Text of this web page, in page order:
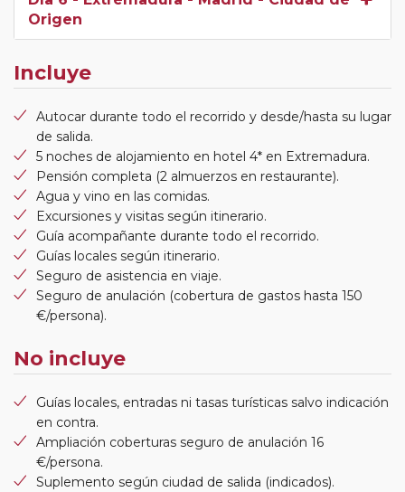
Origen
Incluye
Autocar durante todo el recorrido y desde/hasta su lugar
de salida.
5 noches de alojamiento en hotel 4* en Extremadura.
Pensión completa (2 almuerzos en restaurante).
Agua y vino en las comidas.
Excursiones y visitas según itinerario.
Guía acompañante durante todo el recorrido.
Guías locales según itinerario.
Seguro de asistencia en viaje.
Seguro de anulación (cobertura de gastos hasta 150
€/persona).
No incluye
Guías locales, entradas ni tasas turísticas salvo indicación
en contra.
Ampliación coberturas seguro de anulación 16
€/persona.
Suplemento según ciudad de salida (indicados).